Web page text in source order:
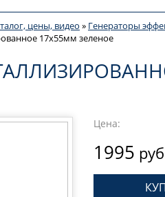
цены, видео » Генераторы
17х55мм зеленое
Цена:
1995